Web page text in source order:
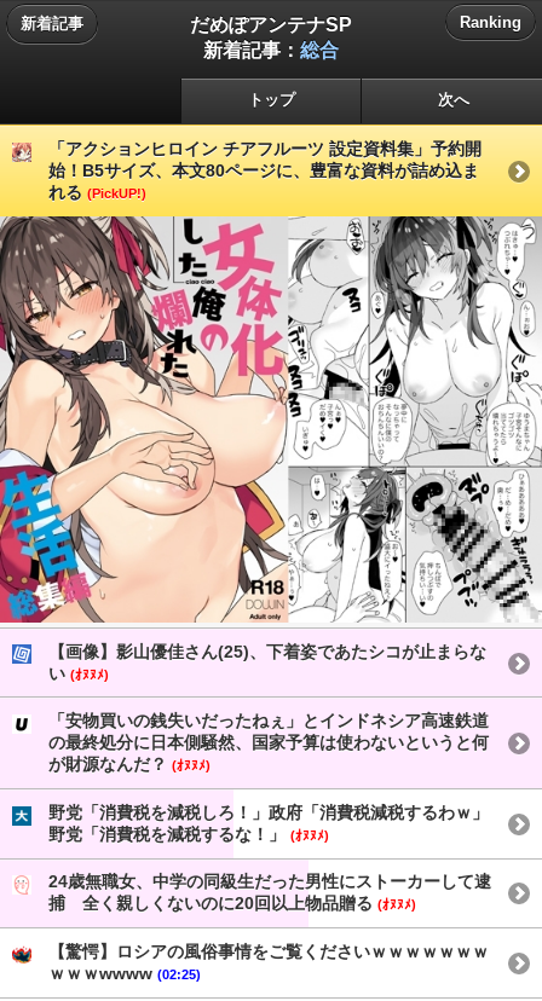
新着記事
だめぽアンテナSP
新着記事： 総合
Ranking
トップ 次へ
「アクションヒロイン チアフルーツ 設定資料集」予約開
始！B5サイズ、本文80ページに、豊富な資料が詰め込ま
れる (PickUP!)
【画像】影山優佳さん(25)、下着姿であたシコが止まらな
い (ｵﾇﾇﾒ)
「安物買いの銭失いだったねぇ」とインドネシア高速鉄道
の最終処分に日本側騒然、国家予算は使わないというと何
が財源なんだ？ (ｵﾇﾇﾒ)
野党「消費税を減税しろ！」政府「消費税減税するわｗ」
野党「消費税を減税するな！」
(ｵﾇﾇﾒ)
24歳無職女、中学の同級生だった男性にストーカーして逮
捕 全く親しくないのに20回以上物品贈る (ｵﾇﾇﾒ)
【驚愕】ロシアの風俗事情をご覧くださいｗｗｗｗｗｗｗ
ｗｗｗwwww (02:25)